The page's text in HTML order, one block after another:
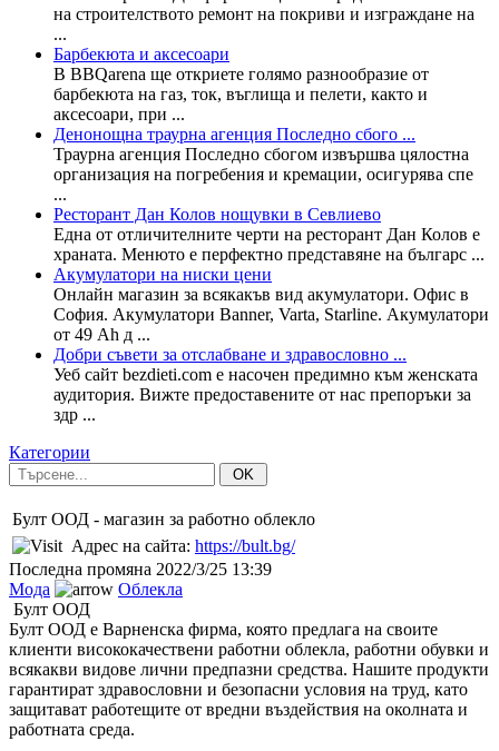
на строителството ремонт на покриви и изграждане на
...
Барбекюта и аксесоари
В BBQarena ще откриете голямо разнообразие от
барбекюта на газ, ток, въглища и пелети, както и
аксесоари, при ...
Денонощна траурна агенция Последно сбого ...
Траурна агенция Последно сбогом извършва цялостна
организация на погребения и кремации, осигурява спе
...
Ресторант Дан Колов нощувки в Севлиево
Една от отличителните черти на ресторант Дан Колов е
храната. Менюто е перфектно представяне на българс ...
Акумулатори на ниски цени
Онлайн магазин за всякакъв вид акумулатори. Офис в
София. Акумулатори Banner, Varta, Starline. Акумулатори
от 49 Ah д ...
Добри съвети за отслабване и здравословно ...
Уеб сайт bezdieti.com е насочен предимно към женската
аудитория. Вижте предоставените от нас препоръки за
здр ...
Категории
OK
Булт ООД - магазин за работно облекло
Адрес на сайта: https://bult.bg/
Последна промяна 2022/3/25 13:39
Мода
Облекла
Булт ООД
Булт ООД е Варненска фирма, която предлага на своите
клиенти висококачествени работни облекла, работни обувки и
всякакви видове лични предпазни средства. Нашите продукти
гарантират здравословни и безопасни условия на труд, като
защитават работещите от вредни въздействия на околната и
работната среда.